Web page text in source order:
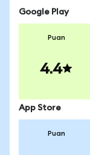
Google Play
Puan
4.4
App Store
Puan